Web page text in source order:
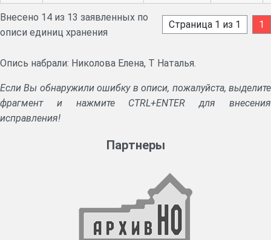
Внесено 14 из 13 заявленных по
описи единиц хранения
Страница 1 из 1 1
Опись набрали: Николова Елена, Т Наталья.
Если Вы обнаружили ошибку в описи, пожалуйста, выделите
фрагмент и нажмите CTRL+ENTER для внесения
исправления!
Партнеры